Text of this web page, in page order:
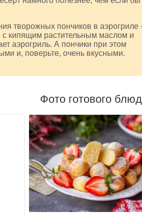
творожных пончиков в аэрогриле
с кипящим растительным маслом и
аэрогриль. А пончики при этом
и, поверьте, очень вкусными.
Фото готового